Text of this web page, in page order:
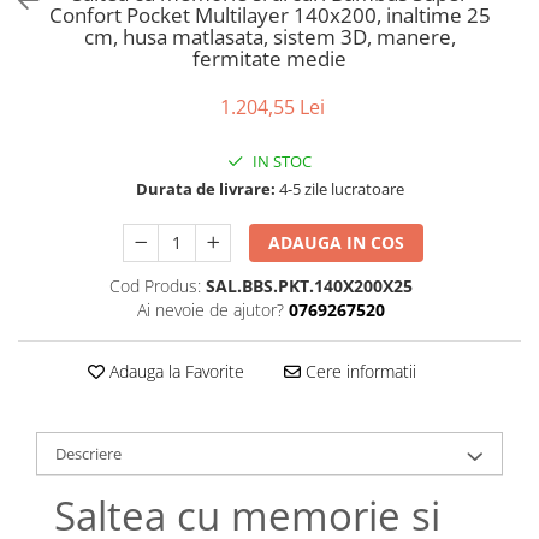
Bumbac satinat
Bumbac policoton
Compatibile cu saltea
Tipul cearceafului de pat
Normal - fara elastic
Culoarea
Neagra
Confort Pocket Multilayer 140x200, inaltime 25
cm, husa matlasata, sistem 3D, manere,
fermitate medie
1.204,55 Lei
IN STOC
Durata de livrare: 4-5 zile lucratoare
ADAUGA IN COS
Cod Produs: SAL.BBS.PKT.140X200X25
Ai nevoie de ajutor? 0769267520
Adauga la Favorite Cere informatii
Descriere
Saltea cu memorie si